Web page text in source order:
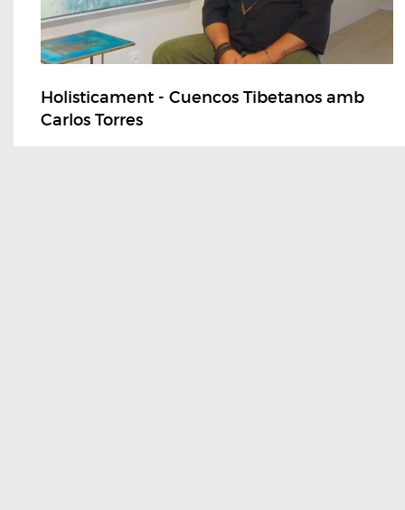
Holisticament - Cuencos Tibetanos amb
Carlos Torres